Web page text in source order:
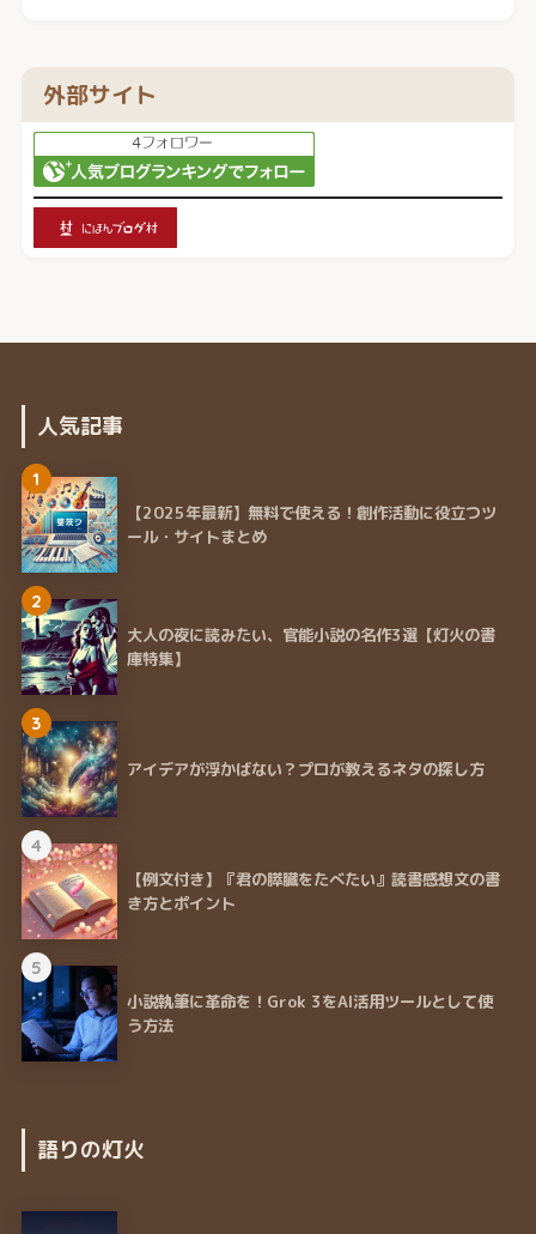
外部サイト
人気記事
1
【2025年最新】無料で使える！創作活動に役立つツ
ール・サイトまとめ
2
大人の夜に読みたい、官能小説の名作3選【灯火の書
庫特集】
3
アイデアが浮かばない？プロが教えるネタの探し方
4
【例文付き】『君の膵臓をたべたい』読書感想文の書
き方とポイント
5
小説執筆に革命を！Grok 3をAI活用ツールとして使
う方法
語りの灯火